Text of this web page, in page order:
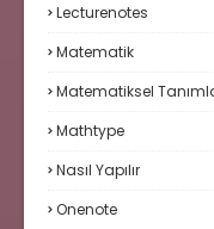
Lecturenotes
Matematik
Matematiksel
Mathtype
Nasıl Yapılır
Onenote